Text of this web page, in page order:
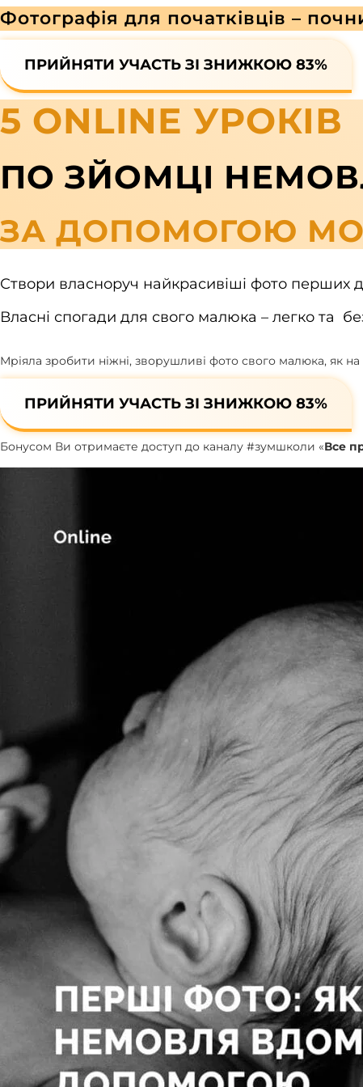
Фотографія для початківців –
ПРИЙНЯТИ УЧАСТЬ ЗІ ЗНИЖКОЮ 83%
5 ONLINE УРОКІВ
ПО ЗЙОМЦІ
ЗА ДОПОМОГОЮ
Створи власноруч найкрасивіші фото перших
Власні спогади для свого малюка – легко та
Мріяла зробити ніжні, зворушливі фото свого малюка, як
ПРИЙНЯТИ УЧАСТЬ ЗІ ЗНИЖКОЮ 83%
Бонусом Ви отримаєте доступ до каналу #зумшколи «Все